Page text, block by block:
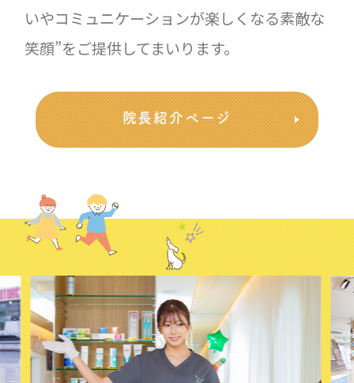
いやコミュニケーションが楽しくなる素敵な
笑顔”をご提供してまいります。
院長紹介ページ